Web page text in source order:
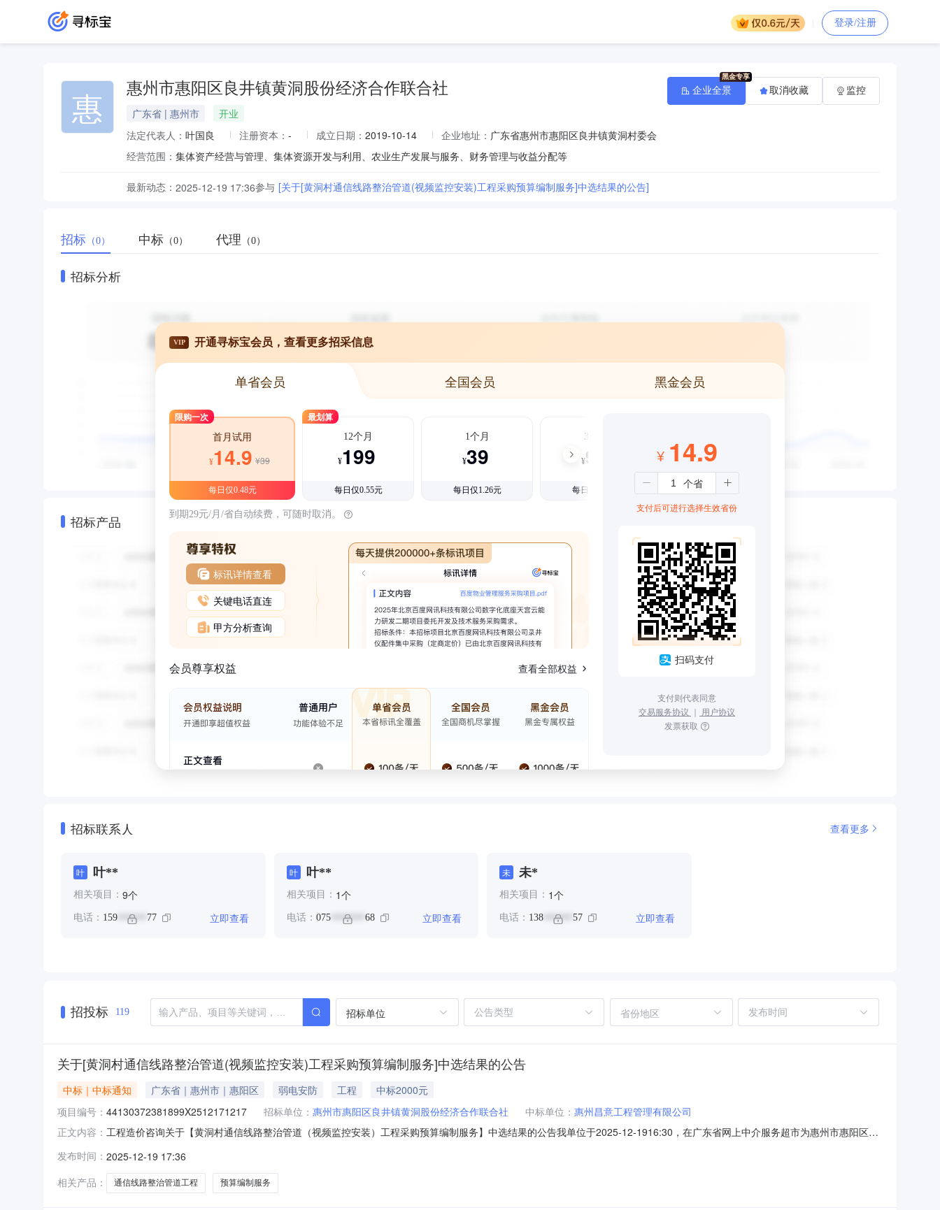
登录/注册
惠 惠州市惠阳区良井镇黄洞股份经济合作联合社
广东省 | 惠州市
开业
法定代表人： 叶国良 注册资本： - 成立日期： 2019-10-14 企业地址： 广东省惠州市惠阳区良井镇黄洞村委会
经营范围： 集体资产经营与管理、集体资源开发与利用、农业生产发展与服务、财务管理与收益分配等
最新动态： 2025-12-19 17:36参与 [关于[黄洞村通信线路整治管道(视频监控安装)工程采购预算编制服务]中选结果的公告]
企业全景 取消收藏 监控
招标 （0） 中标 （0） 代理 （0）
招标分析
招标产品
VIP 开通寻标宝会员，查看更多招采信息
单省会员 全国会员 黑金会员
限购一次
首月试用
¥14.9 ¥39
每日仅0.48元
最划算
12个月
¥199
每日仅0.55元
1个月
¥39
每日仅1.26元
3个月
¥99
每日仅1.08元
到期29元/月/省自动续费，可随时取消。
标讯详情查看
关键电话直连
甲方分析查询
会员尊享权益 查看全部权益
¥ 14.9
支付后可进行选择生效省份
扫码支付
支付则代表同意
交易服务协议 ｜ 用户协议
发票获取
招标联系人 查看更多
叶 叶**
相关项目： 9个
电话： 159 ****** 77 立即查看
叶 叶**
相关项目： 1个
电话： 075******* 68 立即查看
未 未*
相关项目： 1个
电话： 138 ****** 57 立即查看
招投标 119 招标单位 省份地区
关于[黄洞村通信线路整治管道(视频监控安装)工程采购预算编制服务]中选结果的公告
中标｜中标通知 广东省｜惠州市｜惠阳区 弱电安防 工程
中标2000元
项目编号： 44130372381899X2512171217 招标单位： 惠州市惠阳区良井镇黄洞股份经济合作联合社 中标单位： 惠州昌意工程管理有限公司
正文内容： 工程造价咨询关于【黄洞村通信线路整治管道（视频监控安装）工程采购预算编制服务】中选结果的公告我单位于2025-12-1916:30，在广东省网上中介服务超市为惠州市惠阳区良
服务事项：无（属于非行政管理的中介服务项目采购）投资审批项目否采购项目编码：44130372381899X2512171217服务金额：￥2,000.00元金额说明：服务金额为包干价2000
发布时间： 2025-12-19 17:36
相关产品：
通信线路整治管道工程 预算编制服务